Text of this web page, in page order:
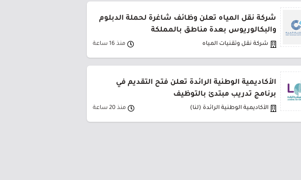
شركة نقل المياه تعلن وظائف شاغرة لحملة الدبلوم
والبكالوريوس بعدة مناطق بالمملكة
شركة نقل وتقنيات المياه منذ 16 ساعة
الأكاديمية الوطنية الرائدة تعلن فتح التقديم في
برنامج تدريب مبتدئ بالتوظيف
الأكاديمية الوطنية الرائدة (لنا) منذ 20 ساعة